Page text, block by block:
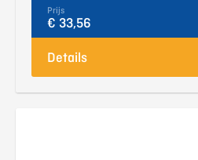
Prijs
€ 33,56
Details